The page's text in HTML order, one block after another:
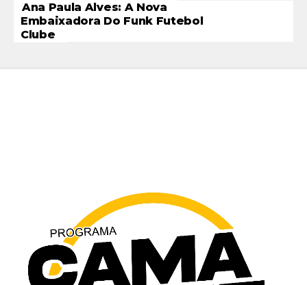
Ana Paula Alves: A Nova
Embaixadora Do Funk Futebol
Clube